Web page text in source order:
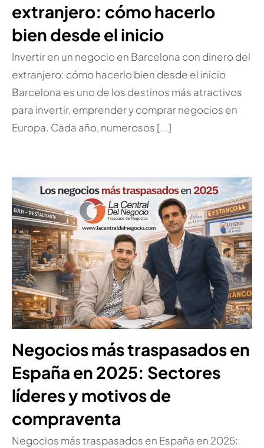
extranjero: cómo hacerlo
bien desde el inicio
Invertir en un negocio en Barcelona con dinero del
extranjero: cómo hacerlo bien desde el inicio
Barcelona es uno de los destinos más atractivos
para invertir, emprender y comprar negocios en
Europa. Cada año, numerosos [...]
Negocios más traspasados en
España en 2025: Sectores
líderes y motivos de
compraventa
Negocios más traspasados en España en 2025: